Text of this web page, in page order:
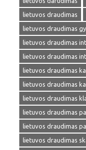
lietuvos draudimas
lietuvos draudimas
lietuvos draudimas
lietuvos draudimas
lietuvos draudimas
lietuvos draudimas
lietuvos draudimas
lietuvos draudimas
lietuvos draudimas
lietuvos draudimas